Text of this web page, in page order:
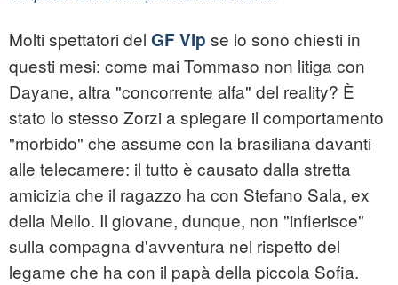
Molti spettatori del GF Vip se lo sono chiesti in
questi mesi: come mai Tommaso non litiga con
Dayane, altra "concorrente alfa" del reality? È
stato lo stesso Zorzi a spiegare il comportamento
"morbido" che assume con la brasiliana davanti
alle telecamere: il tutto è causato dalla stretta
amicizia che il ragazzo ha con Stefano Sala, ex
della Mello. Il giovane, dunque, non "infierisce"
sulla compagna d'avventura nel rispetto del
legame che ha con il papà della piccola Sofia.